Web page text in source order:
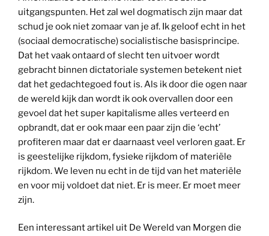
uitgangspunten. Het zal wel dogmatisch zijn maar dat
schud je ook niet zomaar van je af. Ik geloof echt in het
(sociaal democratische) socialistische basisprincipe.
Dat het vaak ontaard of slecht ten uitvoer wordt
gebracht binnen dictatoriale systemen betekent niet
dat het gedachtegoed fout is. Als ik door die ogen naar
de wereld kijk dan wordt ik ook overvallen door een
gevoel dat het super kapitalisme alles verteerd en
opbrandt, dat er ook maar een paar zijn die ‘echt’
profiteren maar dat er daarnaast veel verloren gaat. Er
is geestelijke rijkdom, fysieke rijkdom of materiële
rijkdom. We leven nu echt in de tijd van het materiële
en voor mij voldoet dat niet. Er is meer. Er moet meer
zijn.
Een interessant artikel uit De Wereld van Morgen die